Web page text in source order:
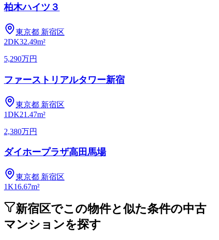
柏木ハイツ３
東京都 新宿区
2DK32.49m²
5,290万円
ファーストリアルタワー新宿
東京都 新宿区
1DK21.47m²
2,380万円
ダイホープラザ高田馬場
東京都 新宿区
1K16.67m²
新宿区でこの物件と似た条件の中古
マンションを探す